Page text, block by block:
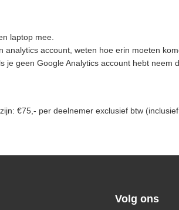
laptop mee.
analytics account, weten hoe erin moeten
je geen Google Analytics account hebt neem
€75,- per deelnemer exclusief btw (inclusief
Volg ons